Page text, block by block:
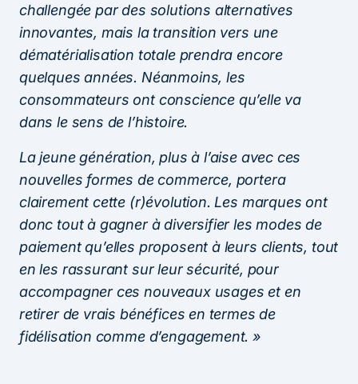
challengée par des solutions alternatives
innovantes, mais la transition vers une
dématérialisation totale prendra encore
quelques années. Néanmoins, les
consommateurs ont conscience qu’elle va
dans le sens de l’histoire.
La jeune génération, plus à l’aise avec ces
nouvelles formes de commerce, portera
clairement cette (r)évolution. Les marques ont
donc tout à gagner à diversifier les modes de
paiement qu’elles proposent à leurs clients, tout
en les rassurant sur leur sécurité, pour
accompagner ces nouveaux usages et en
retirer de vrais bénéfices en termes de
fidélisation comme d’engagement. »